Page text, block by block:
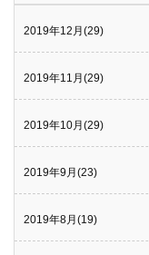
2019年12月(29)
2019年11月(29)
2019年10月(29)
2019年9月(23)
2019年8月(19)